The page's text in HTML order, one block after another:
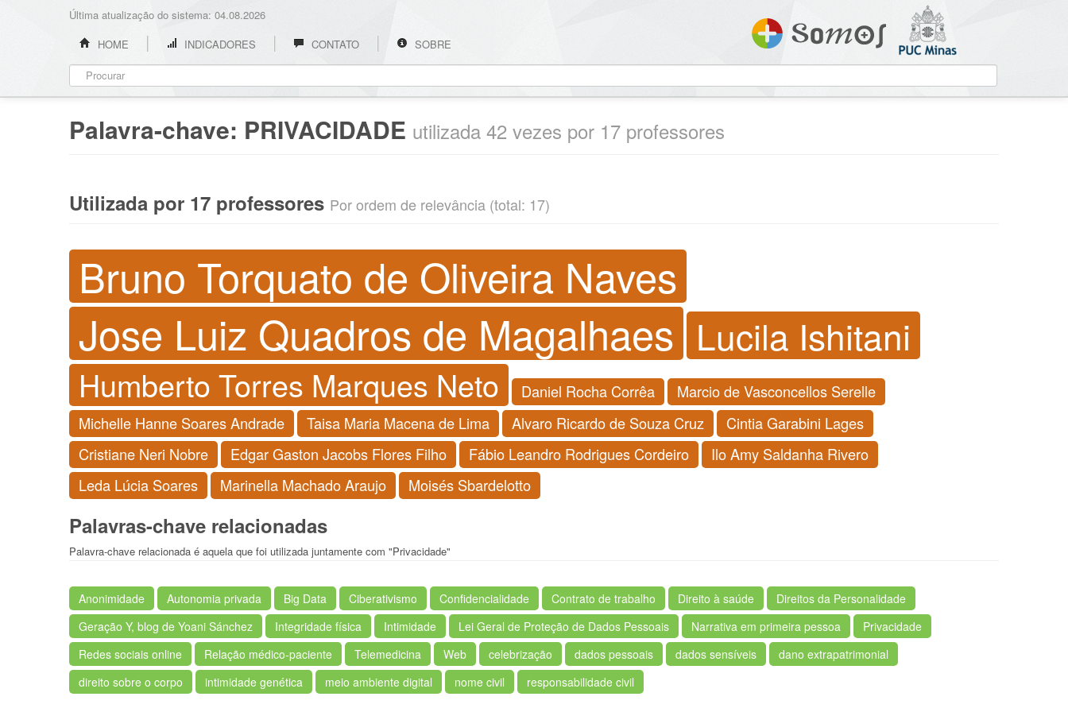
Última atualização do sistema: 04.08.2026
HOME
INDICADORES CONTATO SOBRE
Palavra-chave: PRIVACIDADE utilizada 42 vezes por 17 professores
Utilizada por 17 professores Por ordem de relevância (total: 17)
Bruno Torquato de Oliveira Naves
Jose Luiz Quadros de Magalhaes Lucila Ishitani
Humberto Torres Marques Neto Daniel Rocha Corrêa
Marcio de Vasconcellos Serelle
Michelle Hanne Soares Andrade
Taisa Maria Macena de Lima Alvaro Ricardo de Souza Cruz
Cintia Garabini Lages
Cristiane Neri Nobre
Edgar Gaston Jacobs Flores Filho Fábio Leandro Rodrigues Cordeiro
Ilo Amy Saldanha Rivero
Leda Lúcia Soares
Marinella Machado Araujo Moisés Sbardelotto
Palavras-chave relacionadas
Palavra-chave relacionada é aquela que foi utilizada juntamente com "Privacidade"
Anonimidade Autonomia privada Big Data Ciberativismo Confidencialidade Contrato de trabalho Direito à saúde
Direitos da Personalidade
Geração Y, blog de Yoani Sánchez
Integridade física Intimidade Lei Geral de Proteção de Dados Pessoais Narrativa em primeira pessoa
Privacidade
Redes sociais online
Relação médico-paciente Telemedicina Web celebrização dados pessoais dados sensíveis
dano extrapatrimonial
direito sobre o corpo
intimidade genética meio ambiente digital nome civil responsabilidade civil